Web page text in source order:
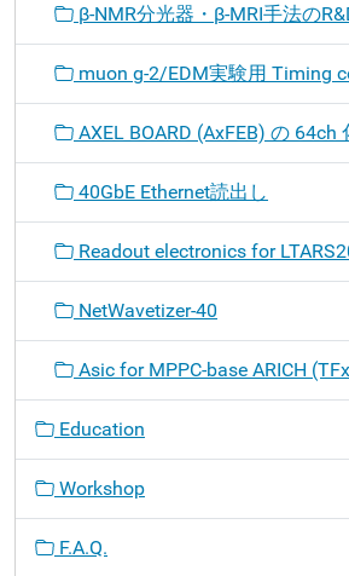
β-NMR分光器・β-MRI手法の
muon g-2/EDM実験用 Timing
AXEL BOARD (AxFEB) の 64ch
40GbE Ethernet読出し
Readout electronics for
NetWavetizer-40
Asic for MPPC-base ARICH
Education
Workshop
F.A.Q.